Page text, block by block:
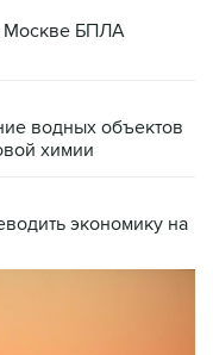
Москве БПЛА
водных объектов
химии
экономику на